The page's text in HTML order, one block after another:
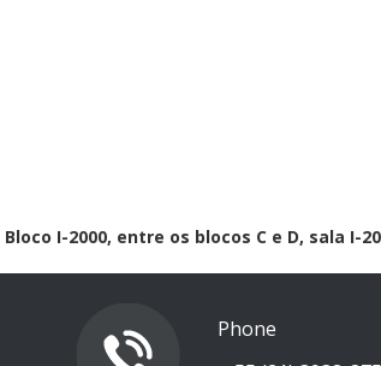
I-2000, entre os blocos C e D, sala I-
Phone